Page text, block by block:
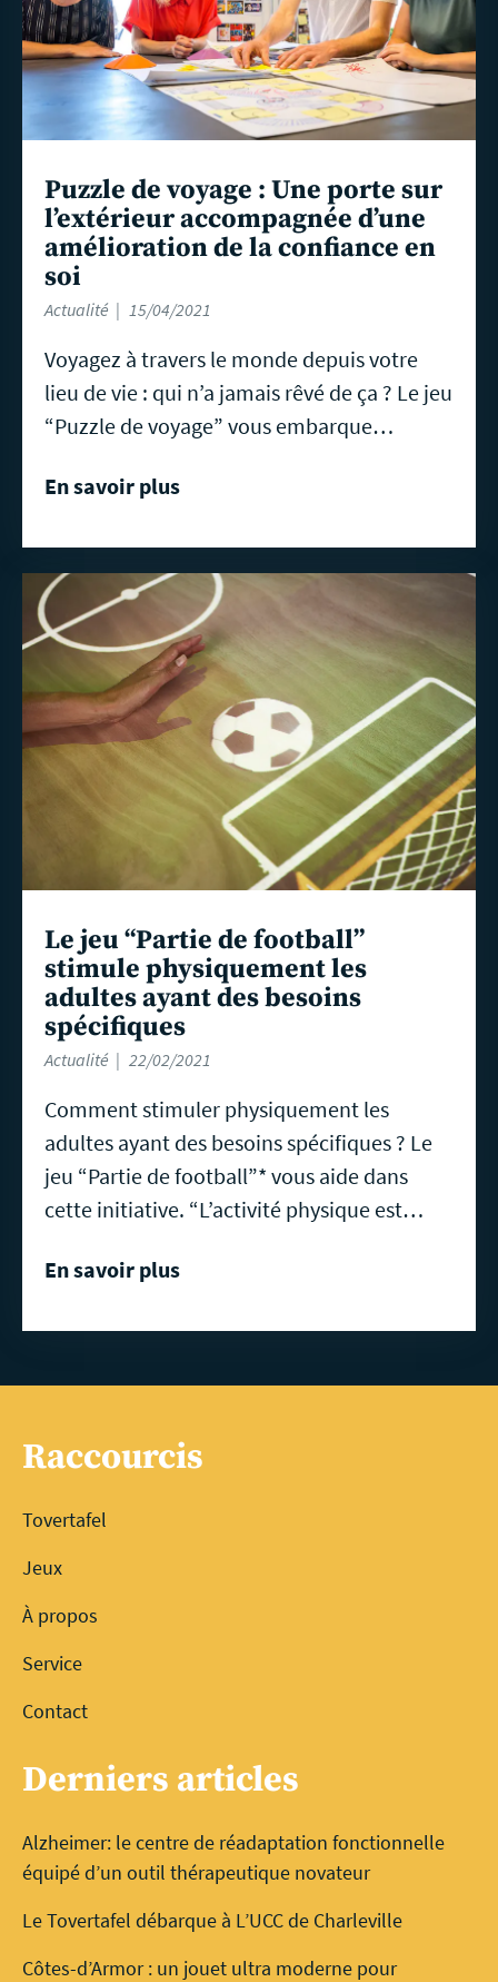
Puzzle de voyage : Une porte sur
l’extérieur accompagnée d’une
amélioration de la confiance en
soi
Actualité 15/04/2021
Voyagez à travers le monde depuis votre
lieu de vie : qui n’a jamais rêvé de ça ? Le jeu
“Puzzle de voyage” vous embarque…
En savoir plus
Le jeu “Partie de football”
stimule physiquement les
adultes ayant des besoins
spécifiques
Actualité 22/02/2021
Comment stimuler physiquement les
adultes ayant des besoins spécifiques ? Le
jeu “Partie de football”* vous aide dans
cette initiative. “L’activité physique est…
En savoir plus
En
savoir
plus
Raccourcis
Tovertafel
Jeux
À propos
Service
Contact
Derniers articles
Alzheimer: le centre de réadaptation fonctionnelle
équipé d’un outil thérapeutique novateur
Le Tovertafel débarque à L’UCC de Charleville
Côtes-d’Armor : un jouet ultra moderne pour